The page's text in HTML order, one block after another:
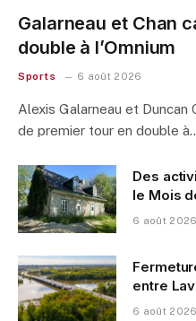
Galarneau et Chan
double à l’Omnium
Sports 6 août 2026
Alexis Galarneau et
de premier tour en double
Des
le Mois
6 août 2026
entre
6 août 2026